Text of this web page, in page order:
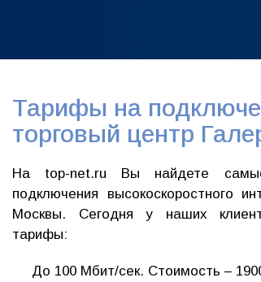
Тарифы на
торговый центр
На top-net.ru Вы найдете
подключения высокоскоростного
Москвы. Сегодня у наших
тарифы:
До 100 Мбит/сек. Стоимость –